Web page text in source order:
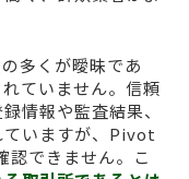
多くが曖昧であ
ていません。信頼
情報や監査結果、
ていますが、Pivot
できません。こ